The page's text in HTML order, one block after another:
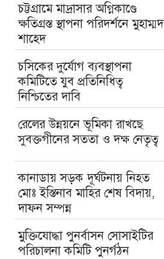
চট্টগ্রামে মাদ্রাসার অগ্নিকাণ্ডে
ক্ষতিগ্রস্ত স্থাপনা পরিদর্শনে মুহাম্মদ
শাহেদ
চসিকের দুর্যোগ ব্যবস্থাপনা
কমিটিতে যুব প্রতিনিধিত্ব
নিশ্চিতের দাবি
রেলের উন্নয়নে ভূমিকা রাখছে
সুবক্তগীনের সততা ও দক্ষ নেতৃত্ব
কানাডায় সড়ক দূর্ঘটনায় নিহত
মোঃ ইস্তিনাব মাহির শেষ বিদায়,
দাফন সম্পন্ন
মুক্তিযোদ্ধা পুনর্বাসন সোসাইটির
পরিচালনা কমিটি পুনর্গঠন